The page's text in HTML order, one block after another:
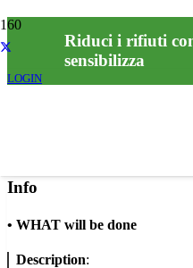
LOGIN
Riduci i rifiuti
sensibilizza
Info
• WHAT will be done
Description: